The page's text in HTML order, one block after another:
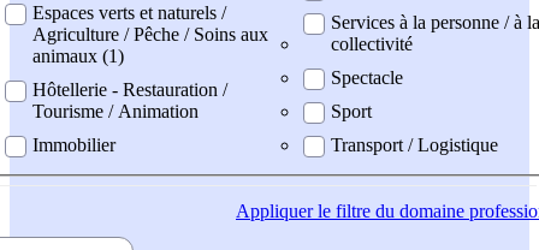
Espaces verts et naturels /
Agriculture / Pêche / Soins aux
animaux (1)
Hôtellerie - Restauration /
Tourisme / Animation
Immobilier
Services à la personne / à la
collectivité
Spectacle
Sport
Transport / Logistique
Appliquerle filtre du domaine